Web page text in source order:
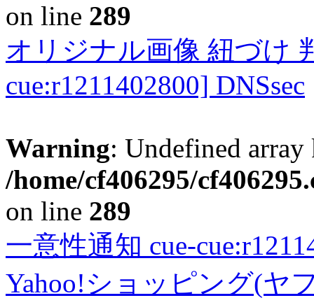
on line 289
オリジナル画像 紐づけ
cue:r1211402800] DNSsec
Warning: Undefined
/home/cf406295/
on line 289
一意性通知 cue-
Yahoo!ショッピング(ヤ